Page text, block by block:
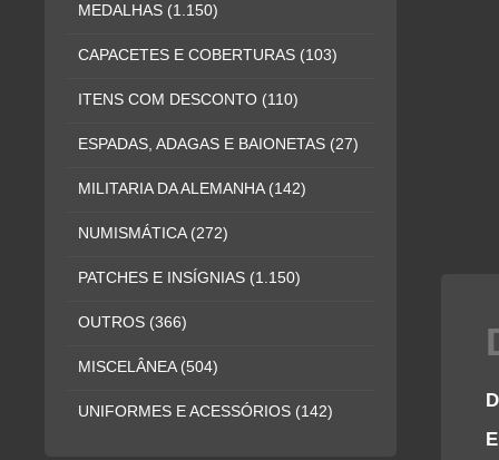
MEDALHAS (1.150)
CAPACETES E COBERTURAS (103)
ITENS COM DESCONTO (110)
ESPADAS, ADAGAS E BAIONETAS (27)
MILITARIA DA ALEMANHA (142)
NUMISMÁTICA (272)
PATCHES E INSÍGNIAS (1.150)
OUTROS (366)
MISCELÂNEA (504)
UNIFORMES E ACESSÓRIOS (142)